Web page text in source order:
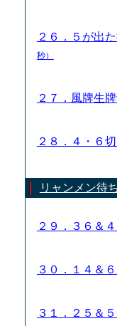
２６．５が出
秒）
２７．風牌生
２８．４・６
リャンメン待
２９．３６＆
３０．１４＆
３１．２５＆